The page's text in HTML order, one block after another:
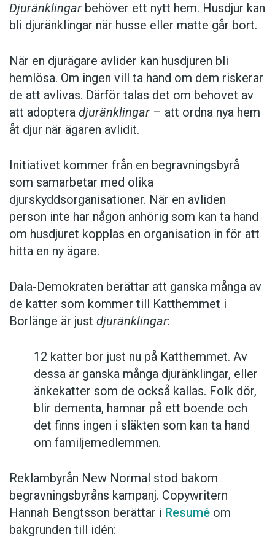
Djuränklingar behöver ett nytt hem. Husdjur kan
bli djuränklingar när husse eller matte går bort.
När en djurägare avlider kan husdjuren bli
hemlösa. Om ingen vill ta hand om dem riskerar
de att avlivas. Därför talas det om behovet av
att adoptera djuränklingar – att ordna nya hem
åt djur när ägaren avlidit.
Initiativet kommer från en begravningsbyrå
som samarbetar med olika
djurskyddsorganisationer. När en avliden
person inte har någon anhörig som kan ta hand
om husdjuret kopplas en organisation in för att
hitta en ny ägare.
Dala-Demokraten berättar att ganska många av
de katter som kommer till Katthemmet i
Borlänge är just djuränklingar:
12 katter bor just nu på Katthemmet. Av
dessa är ganska många djuränklingar, eller
änkekatter som de också kallas. Folk dör,
blir dementa, hamnar på ett boende och
det finns ingen i släkten som kan ta hand
om familjemedlemmen.
Reklambyrån New Normal stod bakom
begravningsbyråns kampanj. Copywritern
Hannah Bengtsson berättar i Resumé om
bakgrunden till idén: